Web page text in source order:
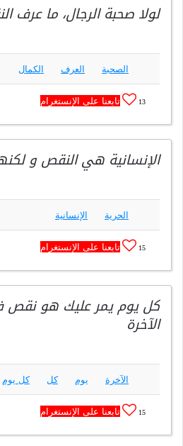
لولا صحبة الرجال، ما عرف
الصحبة العرف الكمال
13 تابعنا على الإنستغرام
الإنسانية هي النقص و
الحرية الإنسانية
15 تابعنا على الإنستغرام
كل يوم يمر عليك هو نقص
الآخرة
الآخرة يوم كل كل يوم
15 تابعنا على الإنستغرام